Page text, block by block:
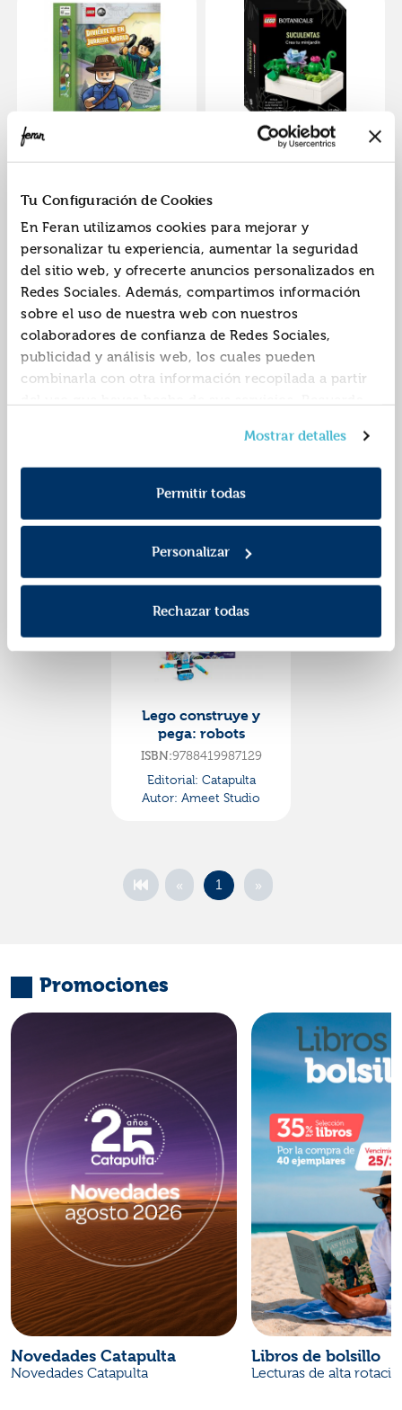
Tu Configuración de Cookies
En Feran utilizamos cookies para mejorar y
personalizar tu experiencia, aumentar la seguridad
del sitio web, y ofrecerte anuncios personalizados en
Redes Sociales. Además, compartimos información
sobre el uso de nuestra web con nuestros
colaboradores de confianza de Redes Sociales,
publicidad y análisis web, los cuales pueden
combinarla con otra información recopilada a partir
consentimiento en cualquier momento. Para más
información consulta laPolítica de Cookiesy la
Política de Privacidad.
Mostrar detalles
Permitir todas
Personalizar
Rechazar todas
ISBN: 9788419987464
Autor: Ameet Studio
Lego botanicals -
Autor:Ameet Studio
Catapulta
Autor:Ameet Studio
Lego dc cómics
vs. harley quinn
Editorial:
Autor:Ameet Studio
Lego construye y
pega: robots
ISBN:9788419987129
Editorial: Catapulta
Autor: Ameet Studio
« 1 »
Promociones
Novedades Catapulta
Novedades Catapulta
Libros de bolsillo
Lecturas de alta